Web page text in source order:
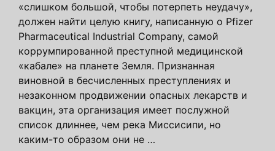
«слишком большой, чтобы потерпеть неудачу»,
должен найти целую книгу, написанную о Pfizer
Pharmaceutical Industrial Company, самой
коррумпированной преступной медицинской
«кабале» на планете Земля. Признанная
виновной в бесчисленных преступлениях и
незаконном продвижении опасных лекарств и
вакцин, эта организация имеет послужной
список длиннее, чем река Миссисипи, но
каким-то образом они не …